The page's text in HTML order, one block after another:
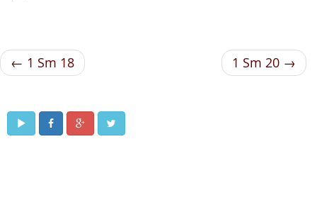
← 1 Sm 18 1 Sm 20 →